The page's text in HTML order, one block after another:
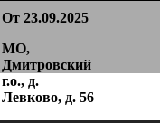
От 23.09.2025
МО,
Дмитровский
г.о., д.
Левково, д. 56